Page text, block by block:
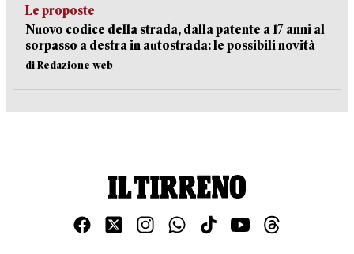
Le proposte
Nuovo codice della strada, dalla patente a 17 anni al
sorpasso a destra in autostrada: le possibili novità
di Redazione web